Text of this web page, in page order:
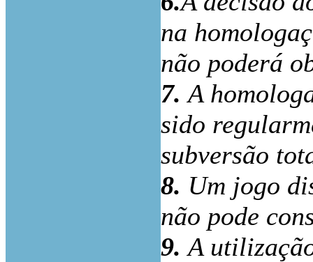
na
não poderá
7.A
sido
subversão
8. Um jogo
não pode
9.A